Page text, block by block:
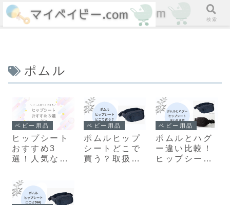
ポムル
ベビー用品
ヒップシート
おすすめ3
選！人気なシ
グタイプを厳
選
ベビー用品
ポムルヒップ
シートどこで
買う？取扱店
ベビー用品
ポムルとハグ
ー違い比較！
ヒップシート
ホーム 検索